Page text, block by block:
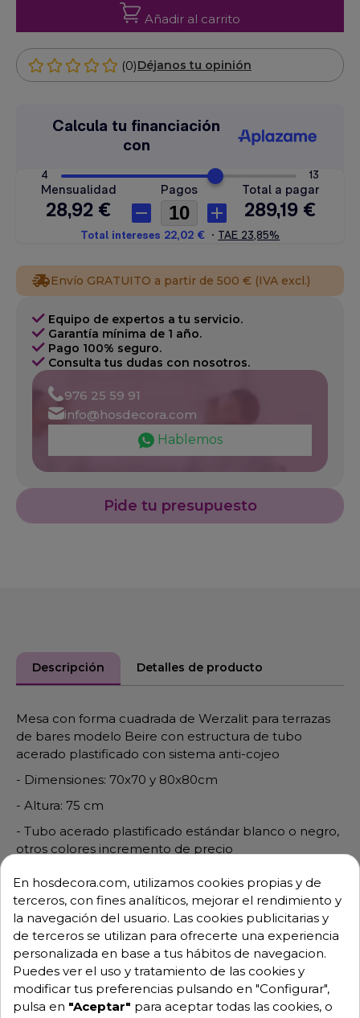
Añadir al carrito
(0)Déjanos tu opinión
Envío GRATUITO a partir de 500 € (IVA excl.)
Equipo de expertos a tu servicio.
Garantía mínima de 1 año.
Pago 100% seguro.
Consulta tus dudas con nosotros.
976 25 59 91
info@hosdecora.com
Hablemos
Pide tu presupuesto
Descripción Detalles de producto
Mesa con forma cuadrada de Werzalit para terrazas
de bares modelo Beire con estructura de tubo
acerado plastificado con sistema anti-cojeo
- Dimensiones: 70x70 y 80x80cm
- Altura: 75 cm
- Tubo acerado plastificado estándar blanco o negro,
otros colores incremento de precio
hasta 1.5 cm de irregularidades en el suelo
- Tablero SM
- Interior
- Apilable
**Necesita montaje
En hosdecora.com, utilizamos cookies propias y de
terceros, con fines analíticos, mejorar el rendimiento y
la navegación del usuario. Las cookies publicitarias y
de terceros se utilizan para ofrecerte una experiencia
personalizada en base a tus hábitos de navegacion.
Puedes ver el uso y tratamiento de las cookies y
modificar tus preferencias pulsando en "Configurar",
pulsa en "Aceptar" para aceptar todas las cookies, o